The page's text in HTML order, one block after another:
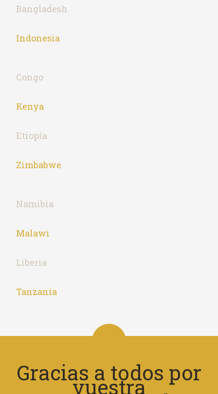
Bangladesh
Indonesia
Congo
Kenya
Etiopía
Zimbabwe
Namibia
Malawi
Liberia
Tanzania
Gracias a todos por
vuestra